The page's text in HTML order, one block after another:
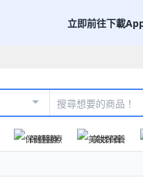
立即前往下載
保健醫療 美妝保養